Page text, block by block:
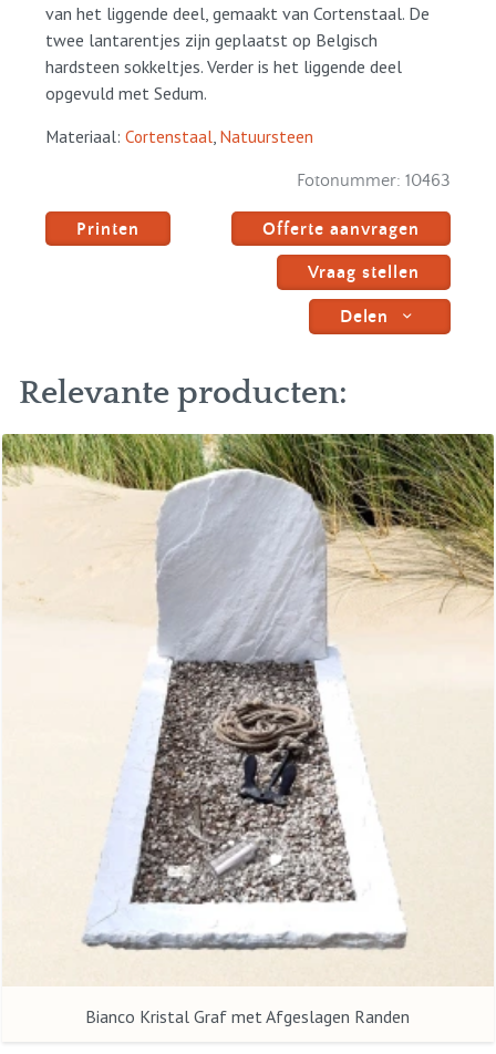
van het liggende deel, gemaakt van Cortenstaal. De
twee lantarentjes zijn geplaatst op Belgisch
hardsteen sokkeltjes. Verder is het liggende deel
opgevuld met Sedum.
Materiaal:Cortenstaal Natuursteen
Fotonummer: 10463
Offerte aanvragen
Vraag stellen
Delen
Printen
Relevante producten:
Bianco Kristal Graf met Afgeslagen Randen